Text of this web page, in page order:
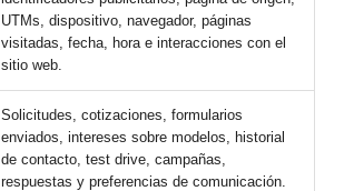
UTMs, dispositivo, navegador, páginas
visitadas, fecha, hora e interacciones con el
sitio web.
Solicitudes, cotizaciones, formularios
enviados, intereses sobre modelos, historial
de contacto, test drive, campañas,
respuestas y preferencias de comunicación.